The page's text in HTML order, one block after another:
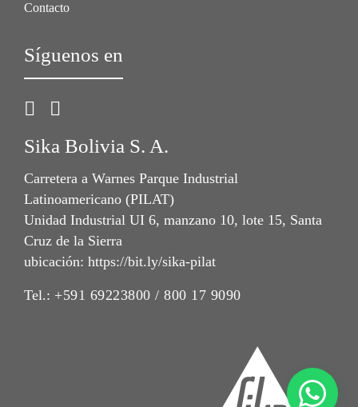
Contacto
Síguenos en
Sika Bolivia S. A.
Carretera a Warnes Parque Industrial
Latinoamericano (PILAT)
Unidad Industrial UI 6, manzano 10, lote 15, Santa
Cruz de la Sierra
ubicación: https://bit.ly/sika-pilat
Tel.: +591 69223800 / 800 17 9090